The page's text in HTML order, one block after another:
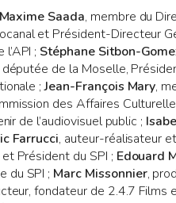
Maxime Saada, membre du
et Président-Directeur
; Stéphane Sitbon-
députée de la Moselle,
;Jean-François Mary,
des Affaires
de l’audiovisuel public ;
Farrucci, auteur-réalisateur
Président du SPI ; Edouard
du SPI ; Marc Missonnier,
fondateur de 2.4.7 Films